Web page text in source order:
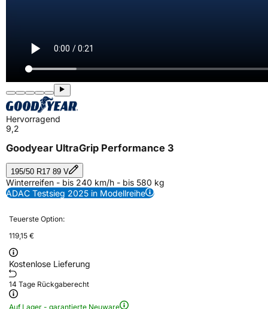
Hervorragend
9,2
Goodyear UltraGrip Performance 3
195/50 R17 89 V
Winterreifen - bis 240 km/h - bis 580 kg
ADAC Testsieg 2025 in Modellreihe
Teuerste Option:
119,15 €
Kostenlose Lieferung
14 Tage Rückgaberecht
Auf Lager - garantierte Neuware